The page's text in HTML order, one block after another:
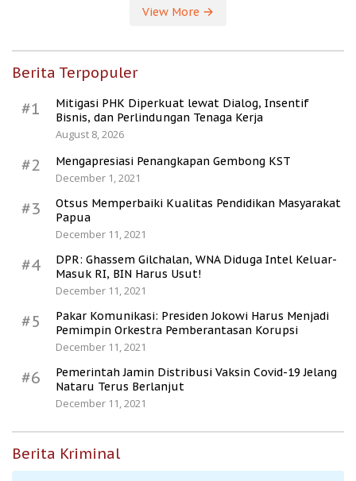
View More
Berita Terpopuler
#1
Mitigasi PHK Diperkuat lewat Dialog, Insentif
Bisnis, dan Perlindungan Tenaga Kerja
August 8, 2026
#2
Mengapresiasi Penangkapan Gembong KST
December 1, 2021
#3
Otsus Memperbaiki Kualitas Pendidikan Masyarakat
Papua
December 11, 2021
#4
DPR: Ghassem Gilchalan, WNA Diduga Intel Keluar-
Masuk RI, BIN Harus Usut!
December 11, 2021
#5
Pakar Komunikasi: Presiden Jokowi Harus Menjadi
Pemimpin Orkestra Pemberantasan Korupsi
December 11, 2021
#6
Pemerintah Jamin Distribusi Vaksin Covid-19 Jelang
Nataru Terus Berlanjut
December 11, 2021
Berita Kriminal